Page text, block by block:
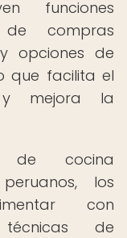
funciones
compras
opciones de
que facilita el
y mejora la
de cocina
los
con
técnicas de